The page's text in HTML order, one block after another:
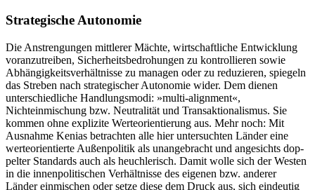
Strategische Autonomie
Die Anstrengungen mittlerer Mächte, wirtschaftliche Entwicklung
voranzutreiben, Sicherheitsbedrohun­gen zu kontrollieren sowie
Abhängigkeitsverhältnisse zu managen oder zu reduzieren, spiegeln
das Streben nach strategischer Autonomie wider. Dem dienen
unterschiedliche Handlungsmodi: »multi-alignment«,
Nichteinmischung bzw. Neutralität und Transaktionalismus. Sie
kommen ohne explizite Werteorientierung aus. Mehr noch: Mit
Ausnahme Kenias betrachten alle hier untersuchten Länder eine
werteorientierte Außenpolitik als unangebracht und angesichts dop­
pelter Standards auch als heuchlerisch. Damit wolle sich der Westen
in die innenpolitischen Verhältnisse des eigenen bzw. anderer
Länder einmischen oder setze diese dem Druck aus, sich eindeutig